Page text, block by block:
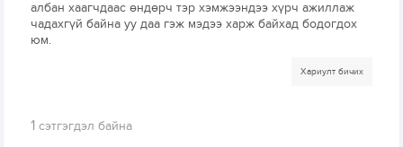
албан хаагчдаас өндөрч тэр хэмжээндээ хүрч ажиллаж
чадахгүй байна уу даа гэж мэдээ харж байхад бодогдох
юм.
Хариулт бичих
1 сэтгэгдэл байна